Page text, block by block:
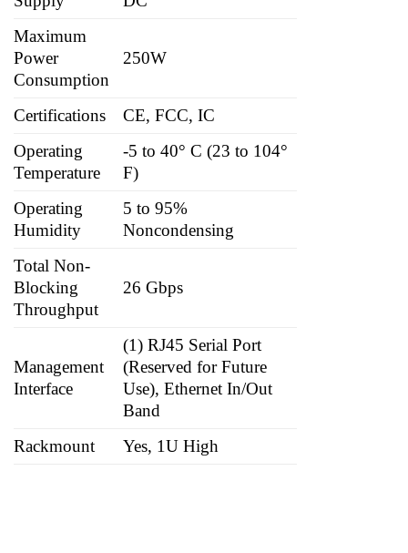
Maximum
Power
Consumption
250W
Certifications
CE, FCC, IC
Operating
Temperature
-5 to 40° C (23 to 104°
F)
Operating
Humidity
5 to 95%
Noncondensing
Total Non-
Blocking
Throughput
26 Gbps
Management
Interface
(1) RJ45 Serial Port
(Reserved for Future
Use), Ethernet In/Out
Band
Rackmount
Yes, 1U High